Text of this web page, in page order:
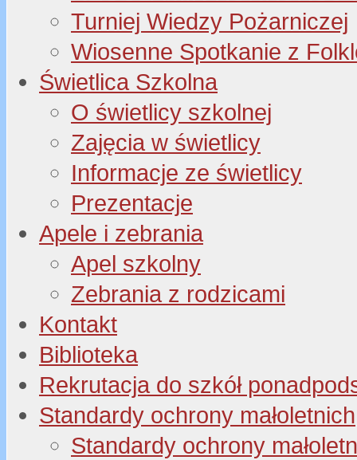
Turniej Wiedzy Pożarniczej
Wiosenne Spotkanie z
Świetlica Szkolna
O świetlicy szkolnej
Zajęcia w świetlicy
Informacje ze świetlicy
Prezentacje
Apele i zebrania
Apel szkolny
Zebrania z rodzicami
Kontakt
Biblioteka
Rekrutacja do szkół
Standardy ochrony małoletnich
Standardy ochrony